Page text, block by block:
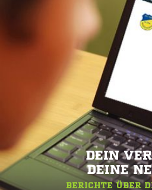
DEIN
DEINE
BERICHTE ÜBER